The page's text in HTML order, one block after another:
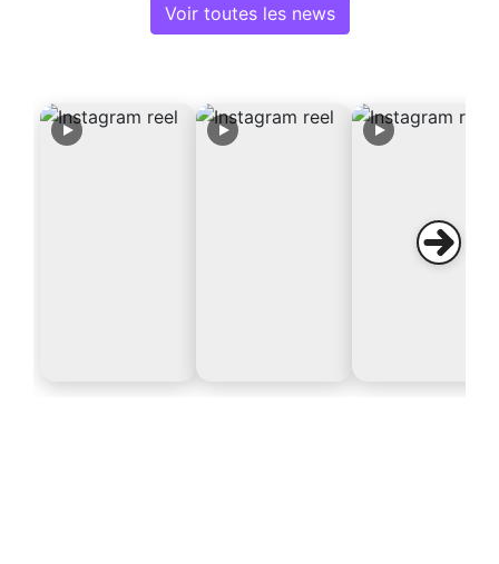
Voir toutes les news